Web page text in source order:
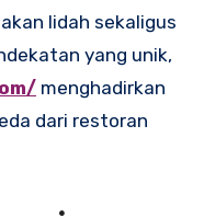
lidah sekaligus
yang unik,
menghadirkan
dari restoran